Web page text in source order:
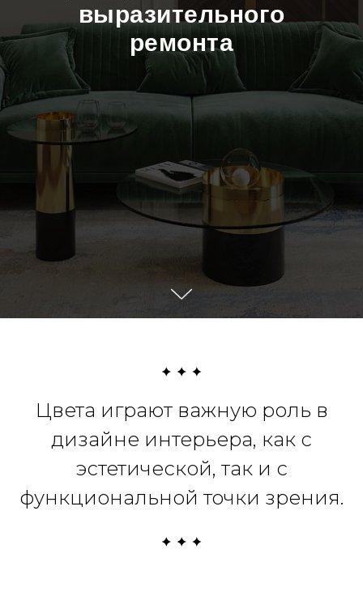
выразительного
ремонта
Цвета играют важную роль в
дизайне интерьера, как с
эстетической, так и с
функциональной точки зрения.